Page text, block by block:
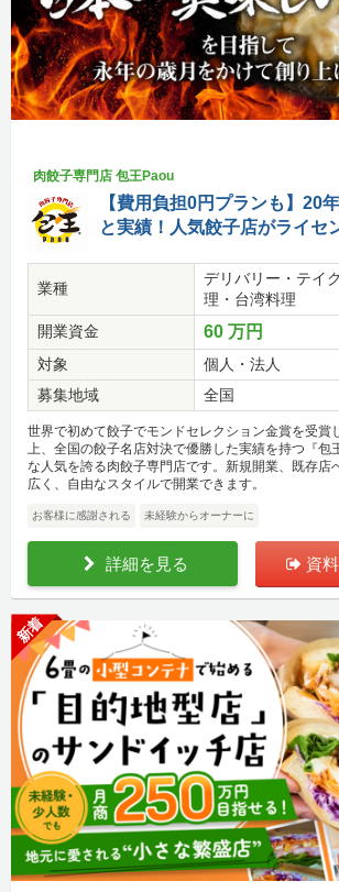
肉餃子専門店 包王Paou
【費用負担0円プランも】20
と実績！人気餃子店がライセ
業種
デリバリー・テイ
理・台湾料理
開業資金
60 万円
対象
個人・法人
募集地域
全国
世界で初めて餃子でモンドセレクション金賞を受賞
上、全国の餃子名店対決で優勝した実績を持つ『包
な人気を誇る肉餃子専門店です。新規開業、既存店
広く、自由なスタイルで開業できます。
お客様に感謝される 未経験からオーナーに
詳細を見る 資
新着